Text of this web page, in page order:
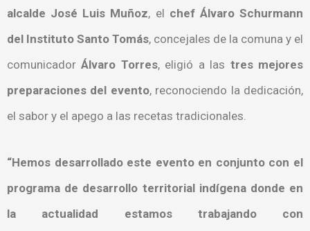
alcalde José Luis Muñoz, el chef Álvaro Schurmann
del Instituto Santo Tomás, concejales de la comuna y el
comunicadorÁlvaro Torres, eligió a las tres mejores
preparaciones del evento, reconociendo la dedicación,
el sabor y el apego a las recetas tradicionales.
“Hemos desarrollado este evento en conjunto con el
programa de desarrollo territorial indígena donde en
la actualidad estamos trabajando con